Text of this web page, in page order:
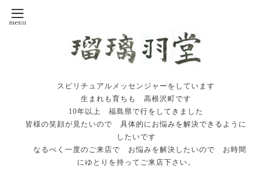
スピリチュアルメッセンジャーをしています
生まれも育ちも 高根沢町です
10年以上 福島県で行をしてきました
皆様の笑顔が見たいので 具体的にお悩みを解決できるように
したいです
なるべく一度のご来店で お悩みを解決したいので お時間
にゆとりを持ってご来店下さい。